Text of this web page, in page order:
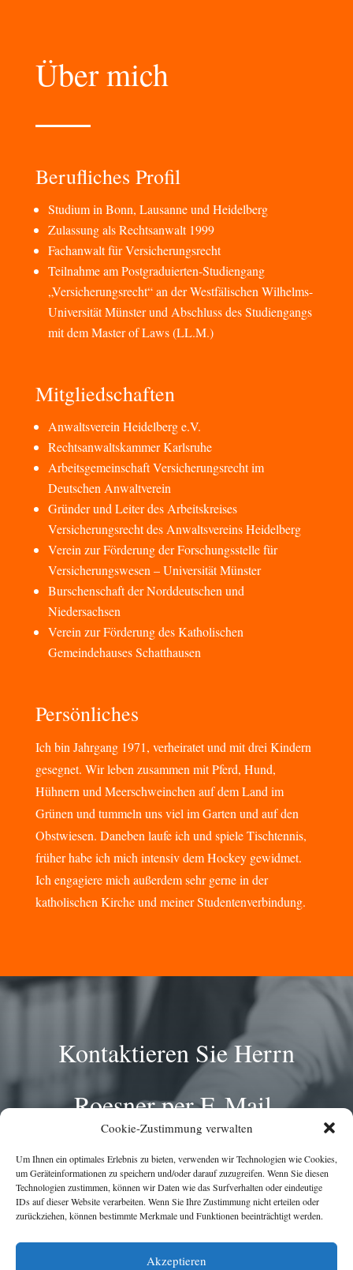
Cookie-Zustimmung verwalten
Um Ihnen ein optimales Erlebnis zu bieten, verwenden wir Technologien wie Cookies,
um Geräteinformationen zu speichern und/oder darauf zuzugreifen. Wenn Sie diesen
Technologien zustimmen, können wir Daten wie das Surfverhalten oder eindeutige
IDs auf dieser Website verarbeiten. Wenn Sie Ihre Zustimmung nicht erteilen oder
zurückziehen, können bestimmte Merkmale und Funktionen beeinträchtigt werden.
Akzeptieren
Über mich
Berufliches Profil
Studium in Bonn, Lausanne und Heidelberg
Zulassung als Rechtsanwalt 1999
Fachanwalt für Versicherungsrecht
Teilnahme am Postgraduierten-Studiengang
„Versicherungsrecht“ an der Westfälischen Wilhelms-
Universität Münster und Abschluss des Studiengangs
mit dem Master of Laws (LL.M.)
Mitgliedschaften
Anwaltsverein Heidelberg e.V.
Rechtsanwaltskammer Karlsruhe
Arbeitsgemeinschaft Versicherungsrecht im
Deutschen Anwaltverein
Gründer und Leiter des Arbeitskreises
Versicherungsrecht des Anwaltsvereins Heidelberg
Verein zur Förderung der Forschungsstelle für
Versicherungswesen – Universität Münster
Burschenschaft der Norddeutschen und
Niedersachsen
Verein zur Förderung des Katholischen
Gemeindehauses Schatthausen
Persönliches
Ich bin Jahrgang 1971, verheiratet und mit drei Kindern
gesegnet. Wir leben zusammen mit Pferd, Hund,
Hühnern und Meerschweinchen auf dem Land im
Grünen und tummeln uns viel im Garten und auf den
Obstwiesen. Daneben laufe ich und spiele Tischtennis,
früher habe ich mich intensiv dem Hockey gewidmet.
Ich engagiere mich außerdem sehr gerne in der
katholischen Kirche und meiner Studentenverbindung.
Kontaktieren Sie Herrn
Roesner per E-Mail.
KONTAKT AUFNEHMEN